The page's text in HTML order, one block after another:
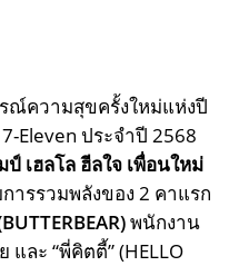
รณ์ความสุขครั้งใหม่แห่งปี
Eleven ประจำปี 2568
ป์ เฮลโล ฮีลใจ เพื่อนใหม่
ารรวมพลังของ 2 คาแรก
BUTTERBEAR)พนักงาน
ละ “พี่คิตตี้” (HELLO